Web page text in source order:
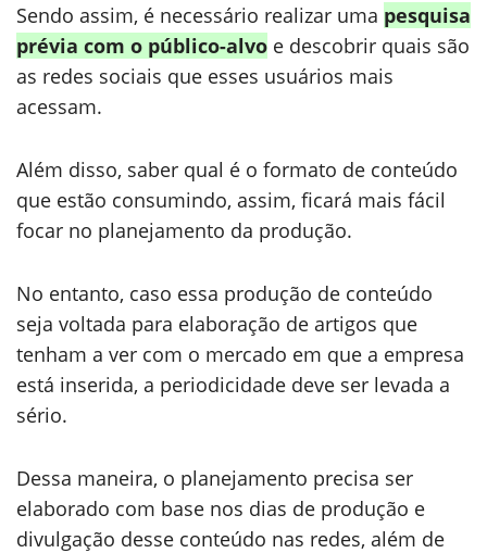
Sendo assim, é necessário realizar uma pesquisa
prévia com o público-alvo e descobrir quais são
as redes sociais que esses usuários mais
acessam.
Além disso, saber qual é o formato de conteúdo
que estão consumindo, assim, ficará mais fácil
focar no planejamento da produção.
No entanto, caso essa produção de conteúdo
seja voltada para elaboração de artigos que
tenham a ver com o mercado em que a empresa
está inserida, a periodicidade deve ser levada a
sério.
Dessa maneira, o planejamento precisa ser
elaborado com base nos dias de produção e
divulgação desse conteúdo nas redes, além de